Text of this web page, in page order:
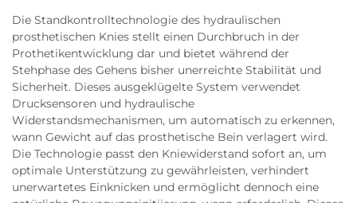
Die Standkontrolltechnologie des hydraulischen
prosthetischen Knies stellt einen Durchbruch in der
Prothetikentwicklung dar und bietet während der
Stehphase des Gehens bisher unerreichte Stabilität und
Sicherheit. Dieses ausgeklügelte System verwendet
Drucksensoren und hydraulische
Widerstandsmechanismen, um automatisch zu erkennen,
wann Gewicht auf das prosthetische Bein verlagert wird.
Die Technologie passt den Kniewiderstand sofort an, um
optimale Unterstützung zu gewährleisten, verhindert
unerwartetes Einknicken und ermöglicht dennoch eine